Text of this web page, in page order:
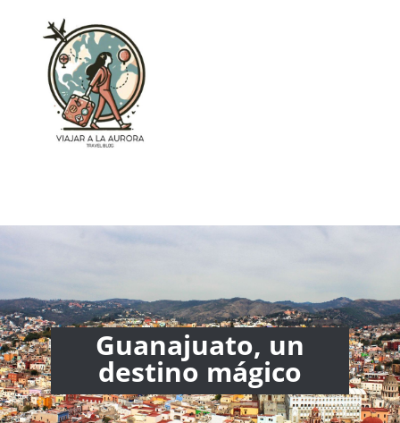
Guanajuato, un
destino mágico